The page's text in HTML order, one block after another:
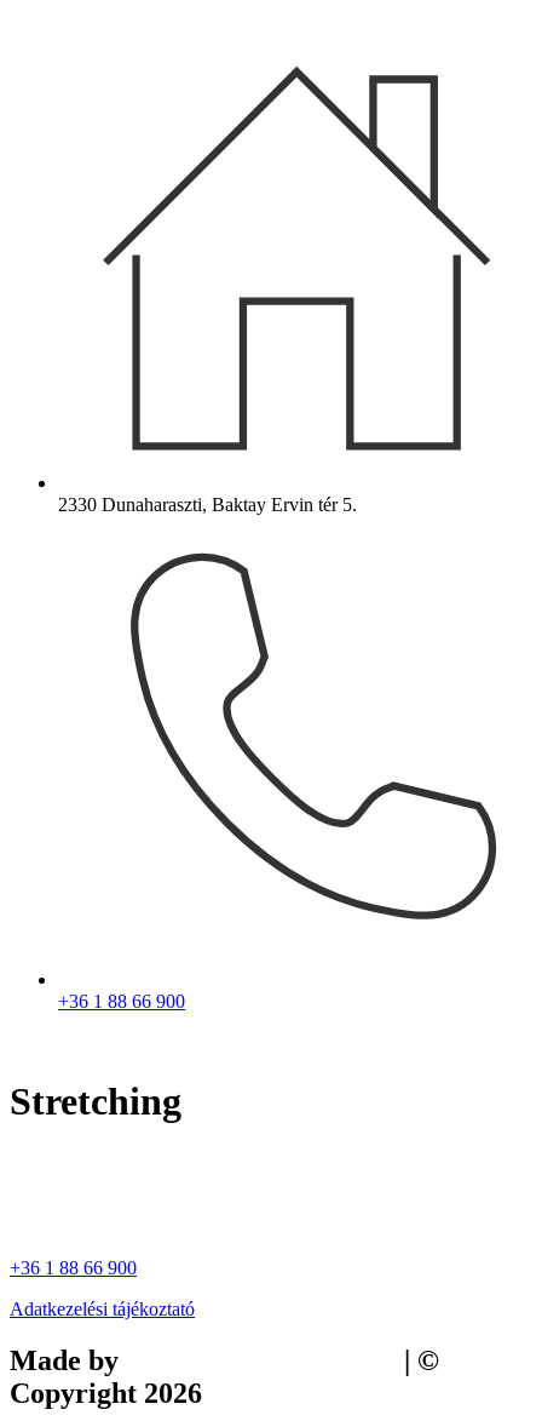
2330 Dunaharaszti, Baktay Ervin tér 5.
+36 1 88 66 900
Stretching
+36 1 88 66 900
Adatkezelési tájékoztató
Made by
| ©
Copyright 2026